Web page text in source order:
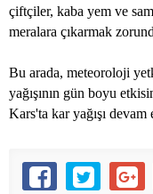
çiftçiler, kaba yem ve
meralara çıkarmak
Bu arada, meteoroloji
yağışının gün boyu
Kars'ta kar yağışı devam